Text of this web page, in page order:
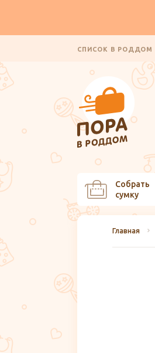
СПИСОК В РОДДОМ
Собрать
сумку
Главная